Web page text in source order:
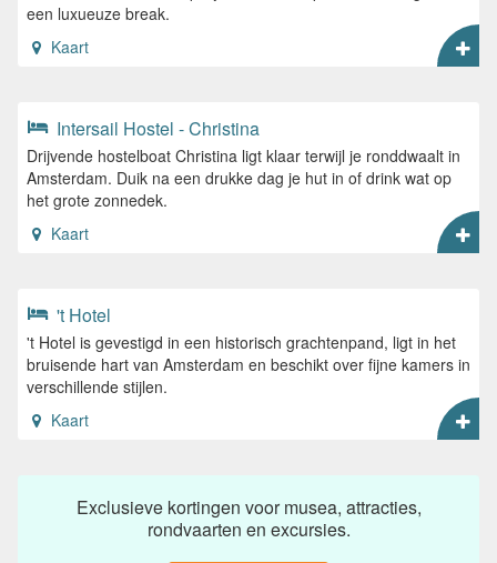
een luxueuze break.
Kaart
Intersail Hostel - Christina
Drijvende hostelboat Christina ligt klaar terwijl je ronddwaalt in
Amsterdam. Duik na een drukke dag je hut in of drink wat op
het grote zonnedek.
Kaart
't Hotel
't Hotel is gevestigd in een historisch grachtenpand, ligt in het
bruisende hart van Amsterdam en beschikt over fijne kamers in
verschillende stijlen.
Kaart
Exclusieve kortingen voor musea, attracties,
rondvaarten en excursies.